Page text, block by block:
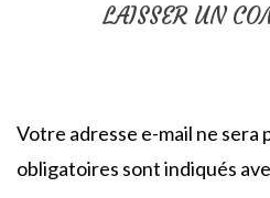
LAISSER UN
Votre adresse e-mail ne sera
obligatoires sont indiqués